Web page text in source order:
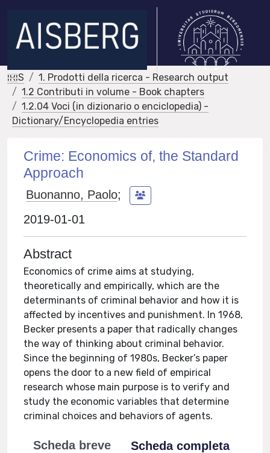
IRIS
1. Prodotti della ricerca - Research output
1.2 Contributi in volume - Book chapters
1.2.04 Voci (in dizionario o enciclopedia) -
Dictionary/Encyclopedia entries
Crime: Economics of, the Standard
Approach
Buonanno, Paolo;
2019-01-01
Abstract
Economics of crime aims at studying,
theoretically and empirically, which are the
determinants of criminal behavior and how it is
affected by incentives and punishment. In 1968,
Becker presents a paper that radically changes
the way of thinking about criminal behavior.
Since the beginning of 1980s, Becker’s paper
opens the door to a new field of empirical
research whose main purpose is to verify and
study the economic variables that determine
criminal choices and behaviors of agents.
Scheda breve
Scheda completa